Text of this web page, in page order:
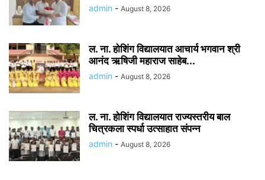
admin - August 8, 2026
ल. ना. होशिंग विद्यालयात आचार्य भगवान श्री
आनंद ऋषिजी महाराज साहेब...
admin - August 8, 2026
ल. ना. होशिंग विद्यालयात राज्यस्तरीय बाल
चित्रकला स्पर्धा उत्साहात संपन्न
admin - August 8, 2026